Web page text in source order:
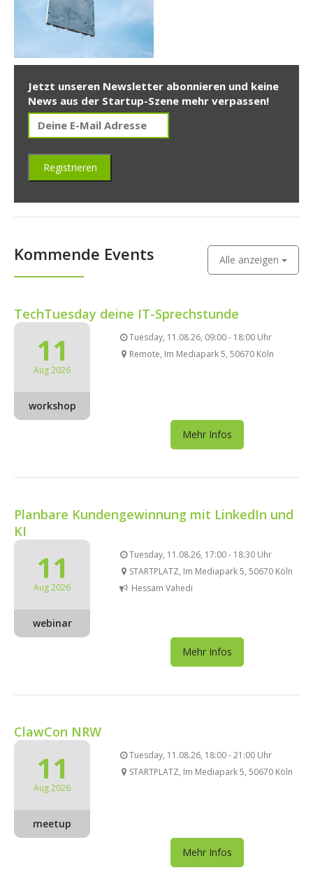
Jetzt unseren Newsletter abonnieren und keine
News aus der Startup-Szene mehr verpassen!
Kommende Events Alle anzeigen
TechTuesday deine IT-Sprechstunde
11
Aug 2026
workshop
Tuesday, 11.08.26, 09:00 - 18:00 Uhr
Remote, Im Mediapark 5, 50670 Köln
Mehr Infos
Planbare Kundengewinnung mit LinkedIn und
KI
11
Aug 2026
webinar
Tuesday, 11.08.26, 17:00 - 18:30 Uhr
STARTPLATZ, Im Mediapark 5, 50670 Köln
Hessam Vahedi
Mehr Infos
ClawCon NRW
11
Aug 2026
meetup
Tuesday, 11.08.26, 18:00 - 21:00 Uhr
STARTPLATZ, Im Mediapark 5, 50670 Köln
Mehr Infos